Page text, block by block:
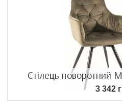
Стілець поворотний
3 342